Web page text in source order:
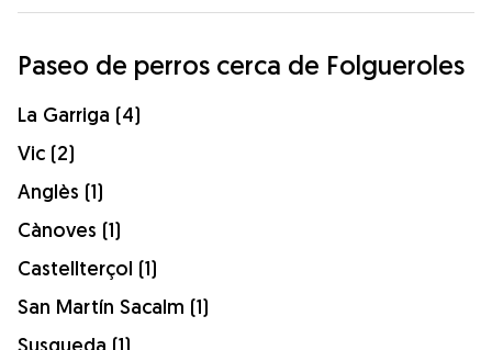
Paseo de perros cerca de Folgueroles
La Garriga (4)
Vic (2)
Anglès (1)
Cànoves (1)
Castellterçol (1)
San Martín Sacalm (1)